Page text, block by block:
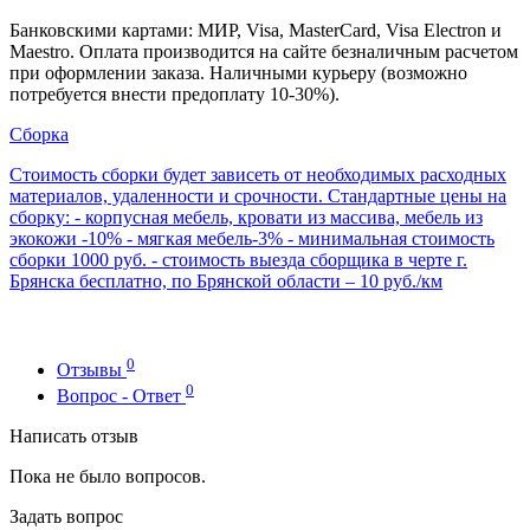
Банковскими картами: МИР, Visa, MasterCard, Visa Electron и
Maestro. Оплата производится на сайте безналичным расчетом
при оформлении заказа. Наличными курьеру (возможно
потребуется внести предоплату 10-30%).
Сборка
Стоимость сборки будет зависеть от необходимых расходных
материалов, удаленности и срочности. Стандартные цены на
сборку: - корпусная мебель, кровати из массива, мебель из
экокожи -10% - мягкая мебель-3% - минимальная стоимость
сборки 1000 руб. - стоимость выезда сборщика в черте г.
Брянска бесплатно, по Брянской области – 10 руб./км
Отзывы 0
Вопрос - Ответ 0
Написать отзыв
Пока не было вопросов.
Задать вопрос